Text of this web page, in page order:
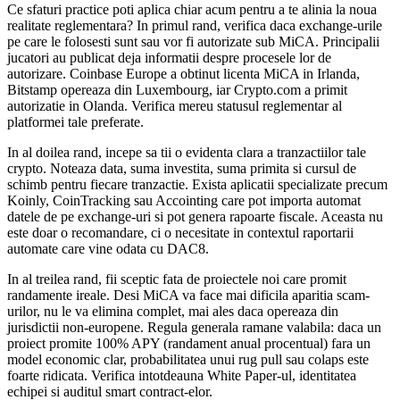
Ce sfaturi practice poti aplica chiar acum pentru a te alinia la noua
realitate reglementara? In primul rand, verifica daca exchange-urile
pe care le folosesti sunt sau vor fi autorizate sub MiCA. Principalii
jucatori au publicat deja informatii despre procesele lor de
autorizare. Coinbase Europe a obtinut licenta MiCA in Irlanda,
Bitstamp opereaza din Luxembourg, iar Crypto.com a primit
autorizatie in Olanda. Verifica mereu statusul reglementar al
platformei tale preferate.
In al doilea rand, incepe sa tii o evidenta clara a tranzactiilor tale
crypto. Noteaza data, suma investita, suma primita si cursul de
schimb pentru fiecare tranzactie. Exista aplicatii specializate precum
Koinly, CoinTracking sau Accointing care pot importa automat
datele de pe exchange-uri si pot genera rapoarte fiscale. Aceasta nu
este doar o recomandare, ci o necesitate in contextul raportarii
automate care vine odata cu DAC8.
In al treilea rand, fii sceptic fata de proiectele noi care promit
randamente ireale. Desi MiCA va face mai dificila aparitia scam-
urilor, nu le va elimina complet, mai ales daca opereaza din
jurisdictii non-europene. Regula generala ramane valabila: daca un
proiect promite 100% APY (randament anual procentual) fara un
model economic clar, probabilitatea unui rug pull sau colaps este
foarte ridicata. Verifica intotdeauna White Paper-ul, identitatea
echipei si auditul smart contract-elor.